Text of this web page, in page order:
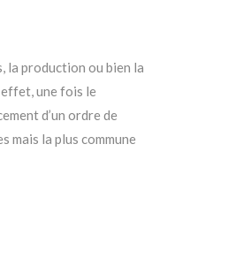
la production ou bien la
effet, une fois le
d’un ordre de
la plus commune